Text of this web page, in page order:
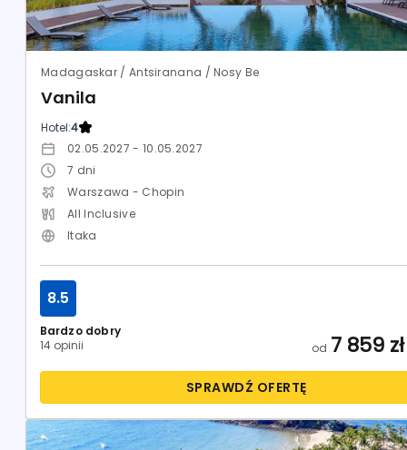
Madagaskar / Antsiranana / Nosy Be
Vanila
Hotel:4
02.05.2027 - 10.05.2027
7 dni
Warszawa - Chopin
All Inclusive
Itaka
Bardzo dobry
14 opinii
8.5
od 7 859 zł
SPRAWDŹ OFERTĘ